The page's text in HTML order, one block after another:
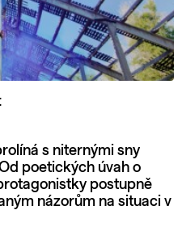
s niternými sny
poetických úvah o
postupně
názorům na situaci v